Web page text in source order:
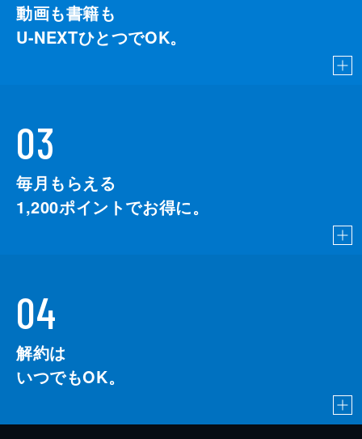
動画も書籍も
U-NEXTひとつでOK。
03
毎月もらえる
1,200ポイントでお得に。
04
解約は
いつでもOK。